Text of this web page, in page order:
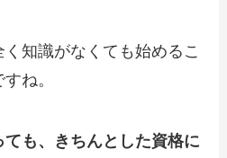
知識がなくても始めるこ
ね。
も、きちんとした資格に